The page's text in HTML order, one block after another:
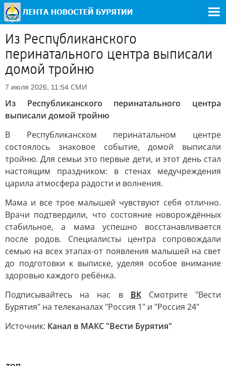
Из Республиканского
перинатального центра выписали
домой тройню
7 июля 2026, 11:54 СМИ
Из Республиканского перинатального центра
выписали домой тройню
В Республиканском перинатальном центре
состоялось знаковое событие, домой выписали
тройню. Для семьи это первые дети, и этот день стал
настоящим праздником: в стенах медучреждения
царила атмосфера радости и волнения.
Мама и все трое малышей чувствуют себя отлично.
Врачи подтвердили, что состояние новорождённых
стабильное, а мама успешно восстанавливается
после родов. Специалисты центра сопровождали
семью на всех этапах-от появления малышей на свет
до подготовки к выписке, уделяя особое внимание
здоровью каждого ребёнка.
Подписывайтесь на нас в ВКСмотрите "Вести
Бурятия" на телеканалах "Россия 1" и "Россия 24"
Источник: Канал в МАКС "Вести Бурятия"